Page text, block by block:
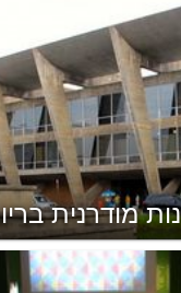
מודרנית בריו